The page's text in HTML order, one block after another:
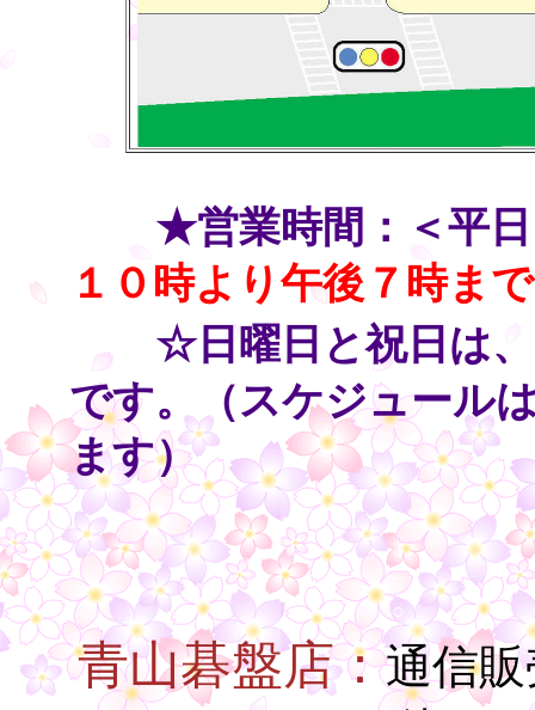
★営業時間：＜平
１０時より午後７時まで
・・ ☆日曜日と祝日は、
です。（スケジュール
ます）
○
○
○
青山碁盤店：通信